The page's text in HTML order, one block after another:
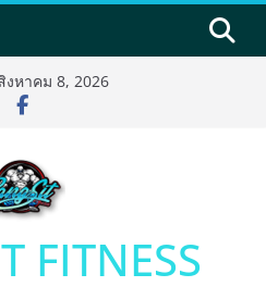
งหาคม 8, 2026
FITNESS